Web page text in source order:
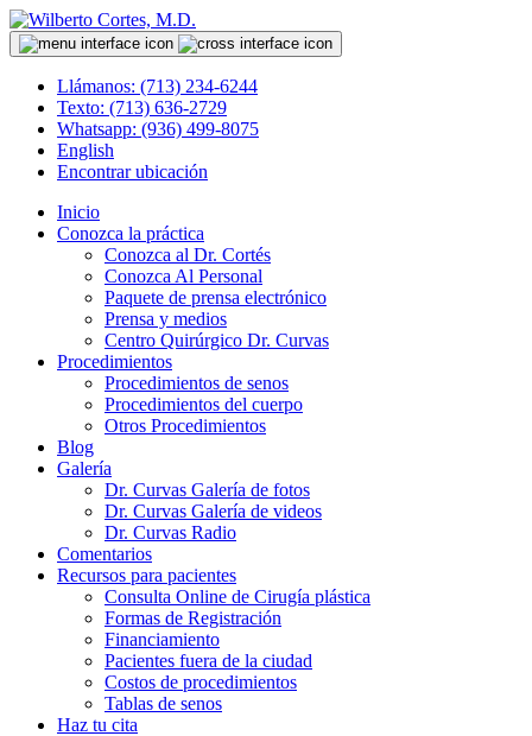
Llámanos: (713) 234-6244
Texto: (713) 636-2729
Whatsapp: (936) 499-8075
English
Encontrar ubicación
Inicio
Conozca la práctica
Conozca al Dr. Cortés
Conozca Al Personal
Paquete de prensa electrónico
Prensa y medios
Centro Quirúrgico Dr. Curvas
Procedimientos
Procedimientos de senos
Procedimientos del cuerpo
Otros Procedimientos
Blog
Galería
Dr. Curvas Galería de fotos
Dr. Curvas Galería de videos
Dr. Curvas Radio
Comentarios
Recursos para pacientes
Consulta Online de Cirugía plástica
Formas de Registración
Financiamiento
Pacientes fuera de la ciudad
Costos de procedimientos
Tablas de senos
Haz tu cita